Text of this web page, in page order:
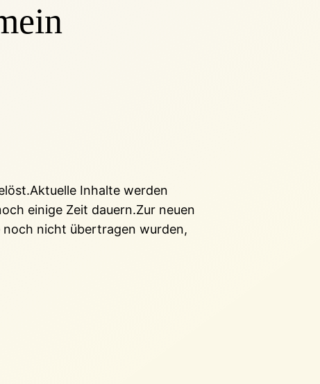
Inhalte werden
einige Zeit dauern.Zur neuen
noch nicht übertragen wurden,